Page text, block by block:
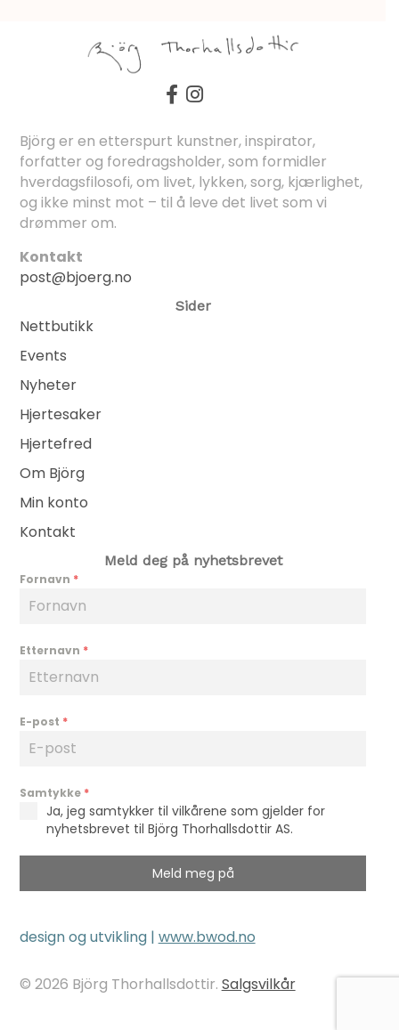
Björg er en etterspurt kunstner, inspirator,
forfatter og foredragsholder, som formidler
hverdagsfilosofi, om livet, lykken, sorg, kjærlighet,
og ikke minst mot – til å leve det livet som vi
drømmer om.
Kontakt
post@bjoerg.no
Sider
Nettbutikk
Events
Nyheter
Hjertesaker
Hjertefred
Om Björg
Min konto
Kontakt
Meld deg på nyhetsbrevet
Fornavn *
Etternavn *
E-post *
Samtykke *
Ja, jeg samtykker til vilkårene som gjelder for
nyhetsbrevet til Björg Thorhallsdottir AS.
Meld meg på
© 2026 Björg Thorhallsdottir. Salgsvilkår
design og utvikling | www.bwod.no